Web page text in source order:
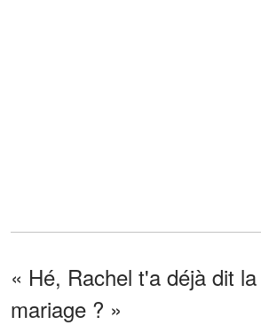
« Hé, Rachel t'a déjà dit
mariage ? »